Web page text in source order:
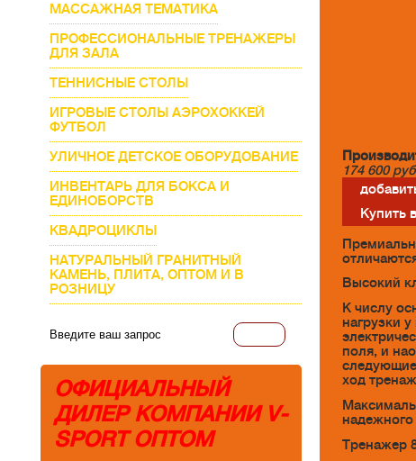
МАССАЖНАЯ ТЕМАТИКА
ПРОФЕССИОНАЛЬНЫЕ ТРЕНАЖЕРЫ
ДЛЯ ЗАЛА
ТЕННИСНЫЕ СТОЛЫ
ИГРОВЫЕ СТОЛЫ АЭРОХОККЕЙ
ФУТБОЛ
УЛИЧНОЕ ДЕТСКОЕ ОБОРУДОВАНИЕ
ИНВЕНТАРЬ ДЛЯ БОКСА И
ЕДИНОБОРСТВ
КВАДРОЦИКЛЫ
НАТУРАЛЬНЫЙ ГРАНИТНЫЙ
КАМЕНЬ, ПЛИТА, ОПТОМ И В
РОЗНИЦУ
ОФИЦИАЛЬНЫЙ
ДИЛЕР КОМПАНИИ V-
SPORT ОПТОМ
174 600
Купить
Высокий
К числу
нагрузки
поля, и
ход
Тренажер